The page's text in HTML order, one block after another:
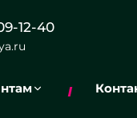
12-40